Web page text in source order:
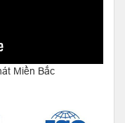
Miền Bắc